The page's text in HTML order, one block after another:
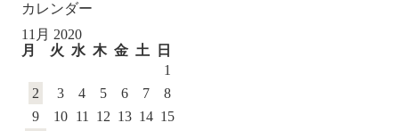
カレンダー
11月 2020
月
火 水 木 金 土
日
1
2
3 4 5 6 7
8
9
10 11 12 13 14 15